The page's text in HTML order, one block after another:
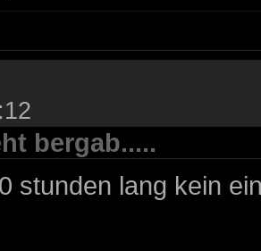
bergab.....
stunden lang kein